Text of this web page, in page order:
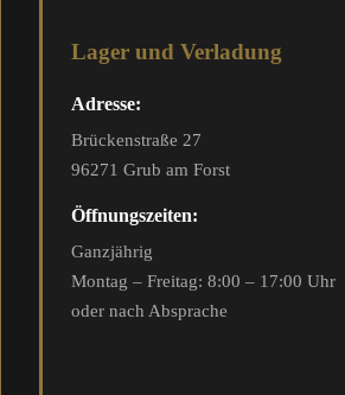
Lager und Verladung
Adresse:
Brückenstraße 27
96271 Grub am Forst
Öffnungszeiten:
Ganzjährig
Montag – Freitag: 8:00 – 17:00 Uhr
oder nach Absprache